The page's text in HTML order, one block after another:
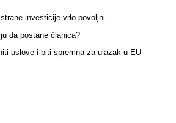
investicije vrlo povoljni.
da postane članica?
uslove i biti spremna za ulazak u EU